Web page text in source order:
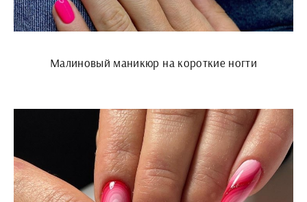
Малиновый маникюр на короткие ногти